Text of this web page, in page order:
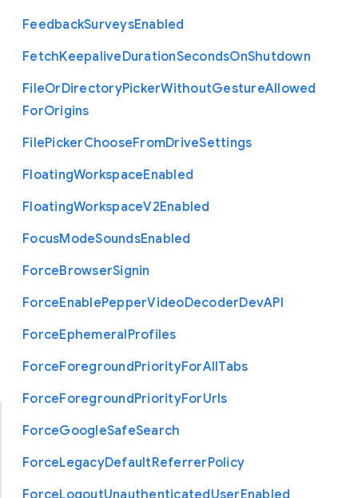
FeedbackSurveysEnabled
FetchKeepaliveDurationSecondsOnShutdown
FileOrDirectoryPickerWithoutGestureAllowed
ForOrigins
FilePickerChooseFromDriveSettings
FloatingWorkspaceEnabled
FloatingWorkspaceV2Enabled
FocusModeSoundsEnabled
ForceBrowserSignin
ForceEnablePepperVideoDecoderDevAPI
ForceEphemeralProfiles
ForceForegroundPriorityForAllTabs
ForceForegroundPriorityForUrls
ForceGoogleSafeSearch
ForceLegacyDefaultReferrerPolicy
ForceLogoutUnauthenticated User Enabled